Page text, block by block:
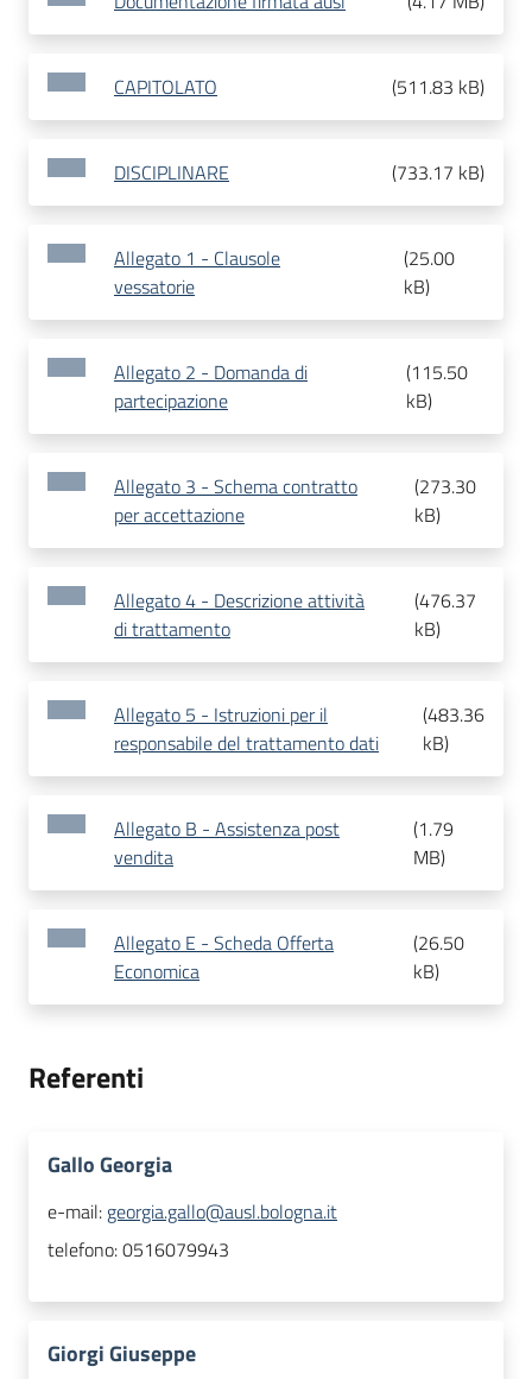
CAPITOLATO (511.83 kB)
DISCIPLINARE (733.17 kB)
Allegato 1 - Clausole
vessatorie
(25.00
kB)
Allegato 2 - Domanda di
partecipazione
(115.50
kB)
Allegato 3 - Schema contratto
per accettazione
(273.30
kB)
Allegato 4 - Descrizione attività
di trattamento
(476.37
kB)
Allegato 5 - Istruzioni per il
responsabile del trattamento dati
(483.36
kB)
Allegato B - Assistenza post
vendita
(1.79
MB)
Allegato E - Scheda Offerta
Economica
(26.50
kB)
Referenti
Gallo Georgia
e-mail: georgia.gallo@ausl.bologna.it
telefono:0516079943
Giorgi Giuseppe